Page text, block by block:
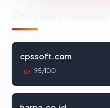
cpssoft.com
ID 95/100